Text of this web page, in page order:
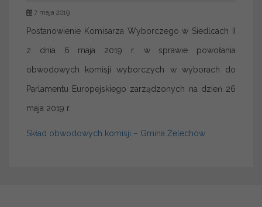
7 maja 2019
Postanowienie Komisarza Wyborczego w Siedlcach II
z dnia 6 maja 2019 r. w sprawie powołania
obwodowych komisji wyborczych w wyborach do
Parlamentu Europejskiego zarządzonych na dzień 26
maja 2019 r.
Skład obwodowych komisji – Gmina Żelechów